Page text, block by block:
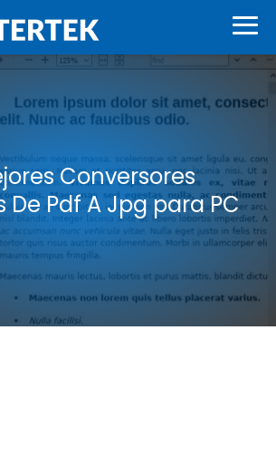
Conversores
De Pdf A Jpg para PC